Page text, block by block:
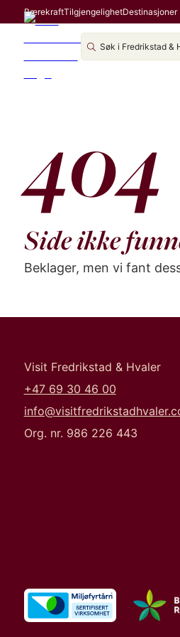
BærekraftTilgjengelighetDestinasjoner
404
Side ikke
Beklager, men vi fant
Visit Fredrikstad & Hvaler
+47 69 30 46 00
Org. nr. 986 226 443